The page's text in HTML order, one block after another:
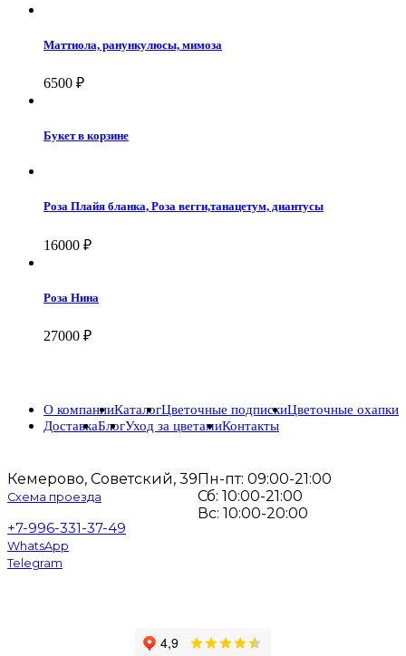
Маттиола, ранункулюсы, мимоза
6500 ₽
Букет в корзине
Роза Плайя бланка, Роза вегги,танацетум, диантусы
16000 ₽
Роза Нина
27000 ₽
Кемерово, Советский, 39
Схема проезда
+7-996-331-37-49
WhatsApp
Telegram
Пн-пт: 09:00-21:00
Сб: 10:00-21:00
Вс: 10:00-20:00
О компанииКаталогЦветочные подпискиЦветочные охапки
ДоставкаБлогУход за цветамиКонтакты